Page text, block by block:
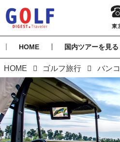
HOME 国内ツアーを見る
HOME ゴルフ旅行